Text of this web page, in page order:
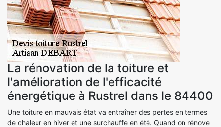
La rénovation de la toiture et
l'amélioration de l'efficacité
énergétique à Rustrel dans le 84400
Une toiture en mauvais état va entraîner des pertes en termes
de chaleur en hiver et une surchauffe en été. Quand on rénove